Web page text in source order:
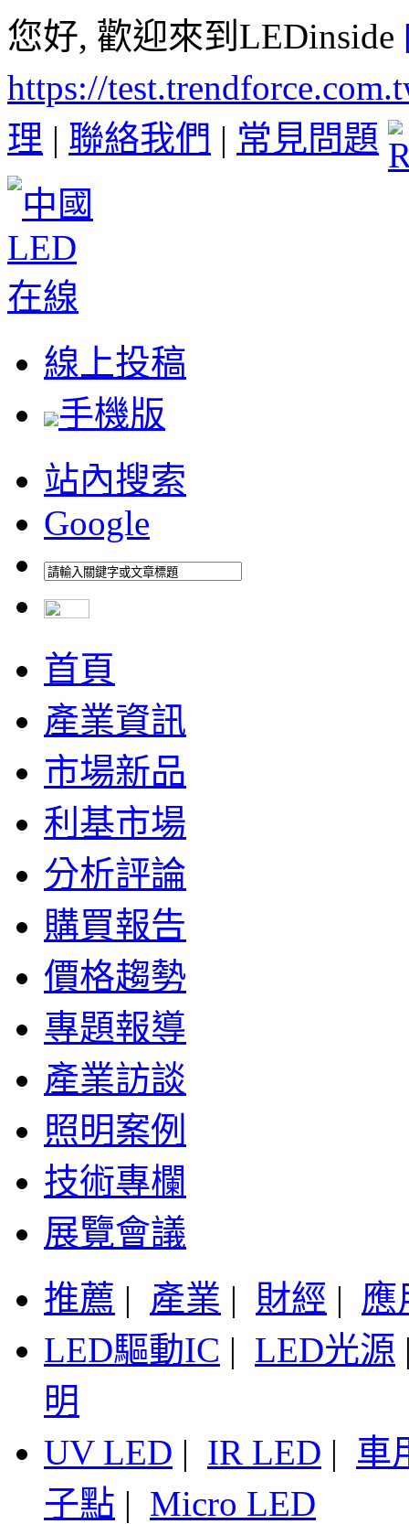
您好, 歡迎來到LEDinside
https://
理 | 聯絡我們 | 常見問題
線上投稿
手機版
站內搜索
Google
首頁
產業資訊
市場新品
利基市場
分析評論
購買報告
價格趨勢
專題報導
產業訪談
照明案例
技術專欄
展覽會議
推薦 | 產業 | 財經 | 應
LED驅動IC | LED光源
明
UV LED | IR LED | 車
子點 | Micro LED